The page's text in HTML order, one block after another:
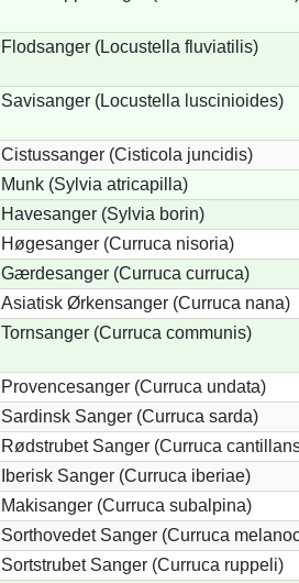
Flodsanger (Locustella fluviatilis)
Savisanger (Locustella luscinioides)
Cistussanger (Cisticola juncidis)
Munk (Sylvia atricapilla)
Havesanger (Sylvia borin)
Høgesanger (Curruca nisoria)
Gærdesanger (Curruca curruca)
Asiatisk Ørkensanger (Curruca nana)
Tornsanger (Curruca communis)
Provencesanger (Curruca undata)
Sardinsk Sanger (Curruca sarda)
Rødstrubet Sanger (Curruca
Iberisk Sanger (Curruca iberiae)
Makisanger (Curruca subalpina)
Sorthovedet Sanger (Curruca
Sortstrubet Sanger (Curruca ruppeli)